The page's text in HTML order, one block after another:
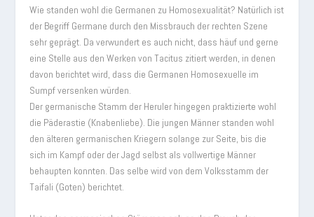
Wie standen wohl die Germanen zu Homosexualität? Natürlich ist
der Begriff Germane durch den Missbrauch der rechten Szene
sehr geprägt. Da verwundert es auch nicht, dass häuf und gerne
eine Stelle aus den Werken von Tacitus zitiert werden, in denen
davon berichtet wird, dass die Germanen Homosexuelle im
Sumpf versenken würden.
Der germanische Stamm der Heruler hingegen praktizierte wohl
die Päderastie (Knabenliebe). Die jungen Männer standen wohl
den älteren germanischen Kriegern solange zur Seite, bis die
sich im Kampf oder der Jagd selbst als vollwertige Männer
behaupten konnten. Das selbe wird von dem Volksstamm der
Taifali (Goten) berichtet.